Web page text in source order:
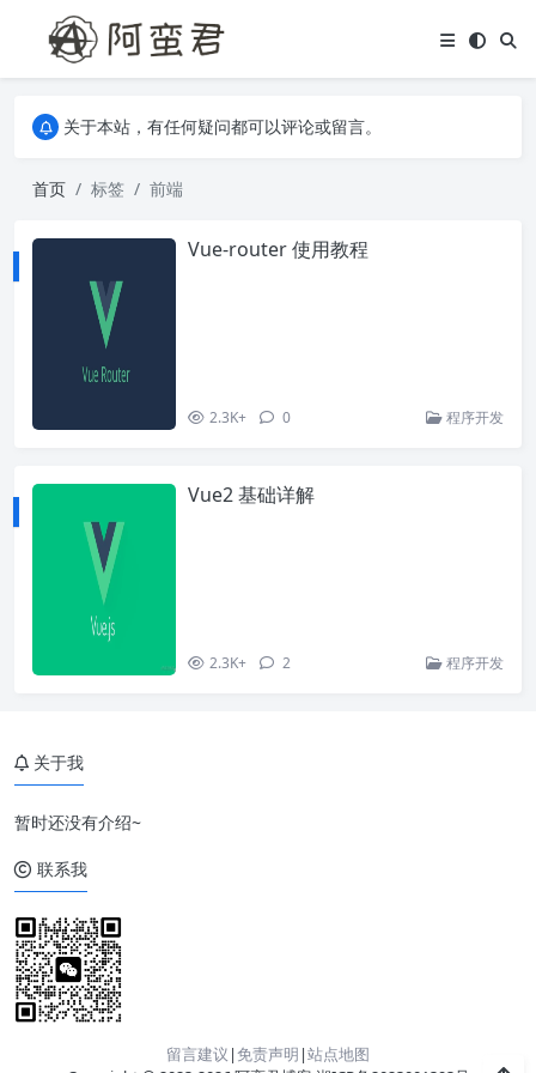
关于本站，有任何疑问都可以评论或留言。
关于本站，有任何疑问都可以评论或留言。
首页
标签 前端
Vue-router 使用教程
2.3K+ 0 程序开发
Vue2 基础详解
2.3K+ 2 程序开发
关于我
暂时还没有介绍~
联系我
留言建议 |免责声明 |站点地图